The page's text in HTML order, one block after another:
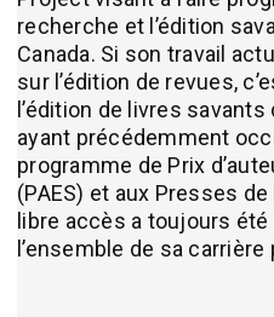
recherche et l’édition
Canada. Si son travail
sur l’édition de revues,
l’édition de livres
ayant précédemment
programme de Prix
(PAES) et aux Presses de
libre accès a toujours
l’ensemble de sa